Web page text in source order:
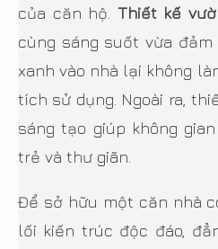
của căn hộ. Thiết kế
cùng sáng suốt vừa đảm
xanh vào nhà lại không
tích sử dụng. Ngoài ra,
sáng tạo giúp không
trẻ và thư giãn.
Để sở hữu một căn nhà
lối kiến trúc độc đáo,